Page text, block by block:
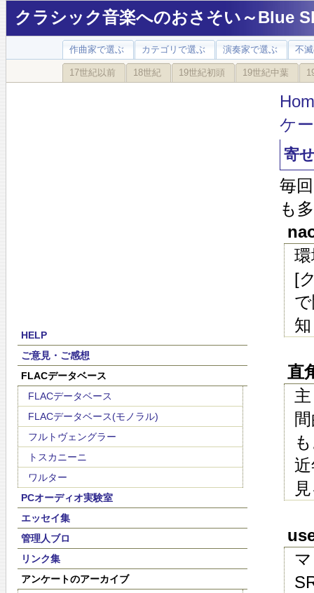
クラシック音楽へのおさそい～Blue
作曲家で選ぶ カテゴリで選ぶ 演奏家で選ぶ 不
17世紀以前 18世紀 19世紀初頭 19世紀中葉
HELP
ご意見・ご感想
FLACデータベース
FLACデータベース
FLACデータベース(モノラル)
フルトヴェングラー
トスカニーニ
ワルター
PCオーディオ実験室
エッセイ集
管理人ブロ
リンク集
アンケートのアーカイブ
ケ
寄
毎
も
[
直